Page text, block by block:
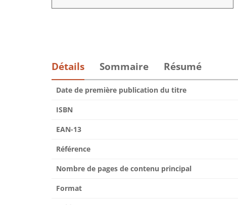
Détails Sommaire Résumé
Date de première publication du titre
ISBN
EAN-13
Référence
Nombre de pages de contenu principal
Format